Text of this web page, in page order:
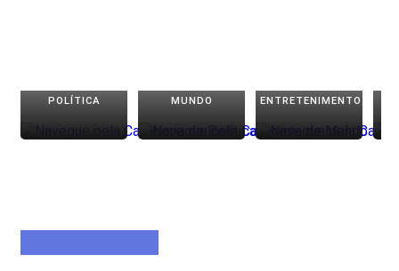
POLÍTICA MUNDO ENTRETENIMENTO